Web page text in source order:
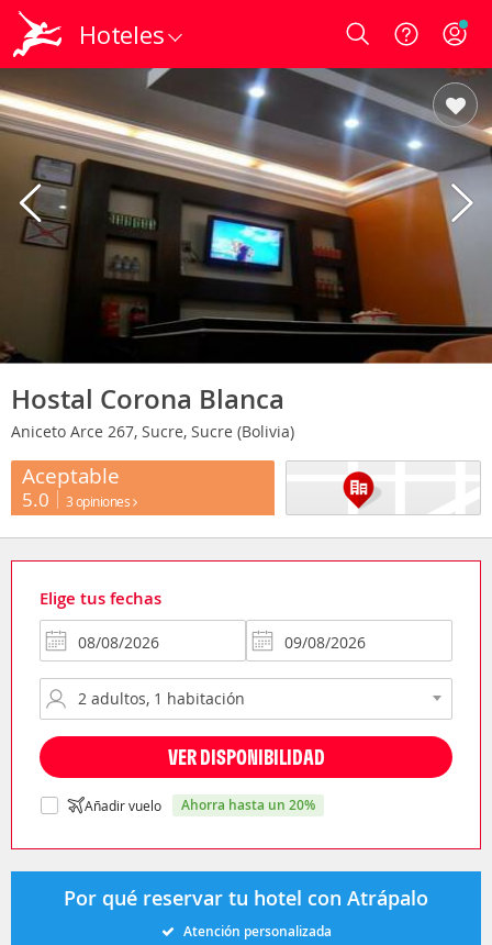
Hoteles Login
Hostal Corona Blanca
Aniceto Arce 267, Sucre, Sucre (Bolivia)
Aceptable
5.0 3 opiniones
Elige tus fechas
VER DISPONIBILIDAD
Añadir vuelo ahorra hasta un 20%
Por qué reservar tu hotel con Atrápalo
Atención personalizada